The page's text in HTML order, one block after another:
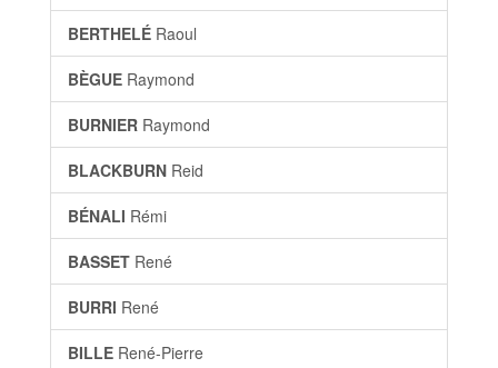
BERTHELÉ Raoul
BÈGUE Raymond
BURNIER Raymond
BLACKBURN Reid
BÉNALI Rémi
BASSET René
BURRI René
BILLE René-Pierre